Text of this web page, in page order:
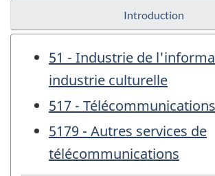
Introduction
51 - Industrie de
industrie culturelle
517 - Télécommunications
5179 - Autres services de
télécommunications